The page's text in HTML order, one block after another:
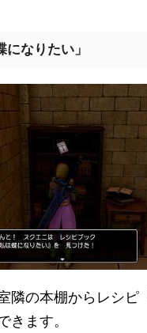
なりたい」
隣の本棚からレシピ
きます。